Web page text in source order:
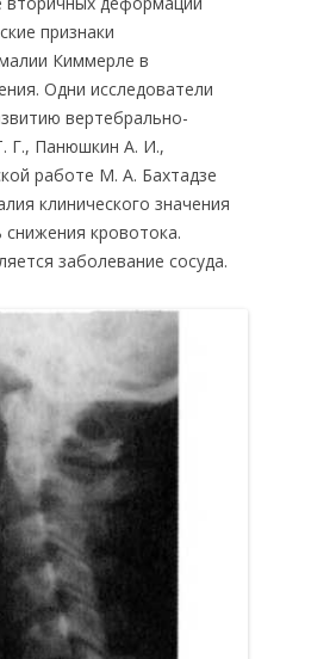
признаки
Киммерле в
Одни исследователи
вертебрально-
Г., Панюшкин А. И.,
работе М. А. Бахтадзе
клинического значения
кровотока.
заболевание сосуда.